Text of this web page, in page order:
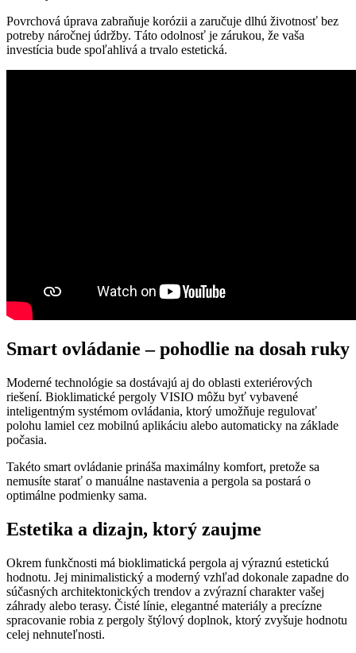
Povrchová úprava zabraňuje korózii a zaručuje dlhú životnosť bez
potreby náročnej údržby. Táto odolnosť je zárukou, že vaša
investícia bude spoľahlivá a trvalo estetická.
Smart ovládanie – pohodlie na dosah ruky
Moderné technológie sa dostávajú aj do oblasti exteriérových
riešení. Bioklimatické pergoly VISIO môžu byť vybavené
inteligentným systémom ovládania, ktorý umožňuje regulovať
polohu lamiel cez mobilnú aplikáciu alebo automaticky na základe
počasia.
Takéto smart ovládanie prináša maximálny komfort, pretože sa
nemusíte starať o manuálne nastavenia a pergola sa postará o
optimálne podmienky sama.
Estetika a dizajn, ktorý zaujme
Okrem funkčnosti má bioklimatická pergola aj výraznú estetickú
hodnotu. Jej minimalistický a moderný vzhľad dokonale zapadne do
súčasných architektonických trendov a zvýrazní charakter vašej
záhrady alebo terasy. Čisté línie, elegantné materiály a precízne
spracovanie robia z pergoly štýlový doplnok, ktorý zvyšuje hodnotu
celej nehnuteľnosti.